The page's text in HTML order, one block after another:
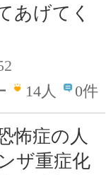
あげてく
14人 0件
怖症の人
ザ重症化